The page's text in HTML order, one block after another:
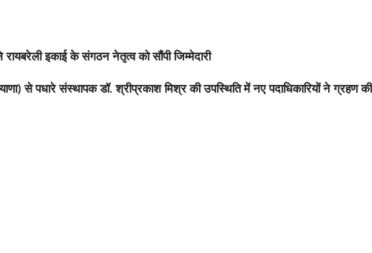
इकाई के संगठन नेतृत्व को सौंपी जिम्मेदारी
से पधारे संस्थापक डॉ. श्रीप्रकाश मिश्र की उपस्थिति में नए पदाधिकारियों ने ग्रहण की